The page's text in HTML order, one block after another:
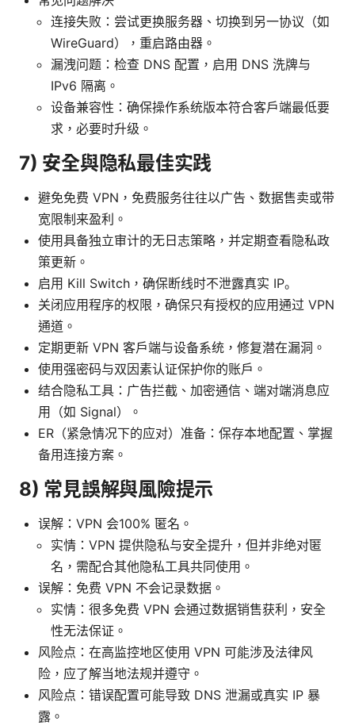
连接失败：尝试更换服务器、切换到另一协议（如
WireGuard），重启路由器。
漏洩问题：检查 DNS 配置，启用 DNS 洗牌与
IPv6 隔离。
设备兼容性：确保操作系统版本符合客户端最低要
求，必要时升级。
7) 安全與隐私最佳实践
避免免费 VPN，免费服务往往以广告、数据售卖或带
宽限制来盈利。
使用具备独立审计的无日志策略，并定期查看隐私政
策更新。
启用 Kill Switch，确保断线时不泄露真实 IP。
关闭应用程序的权限，确保只有授权的应用通过 VPN
通道。
定期更新 VPN 客户端与设备系统，修复潜在漏洞。
使用强密码与双因素认证保护你的账户。
结合隐私工具：广告拦截、加密通信、端对端消息应
用（如 Signal）。
ER（紧急情况下的应对）准备：保存本地配置、掌握
备用连接方案。
8) 常見誤解與風險提示
误解：VPN 会100% 匿名。
实情：VPN 提供隐私与安全提升，但并非绝对匿
名，需配合其他隐私工具共同使用。
误解：免费 VPN 不会记录数据。
实情：很多免费 VPN 会通过数据销售获利，安全
性无法保证。
风险点：在高监控地区使用 VPN 可能涉及法律风
险，应了解当地法规并遵守。
风险点：错误配置可能导致 DNS 泄漏或真实 IP 暴
露。